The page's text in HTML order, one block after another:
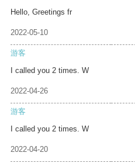
Hello, Greetings fr
2022-05-10
游客
I called you 2 times. W
2022-04-26
游客
I called you 2 times. W
2022-04-20